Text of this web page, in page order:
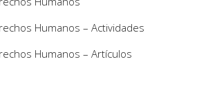
Humanos – Actividades
Humanos – Artículos